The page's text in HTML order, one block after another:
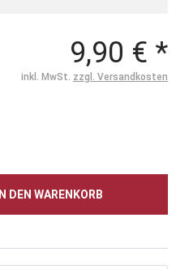
9,90 € *
inkl. MwSt. zzgl. Versandkosten
IN DEN WARENKORB